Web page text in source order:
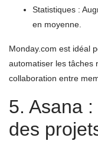
Statistiques :
en moyenne.
Monday.com est idéal
automatiser les tâches
collaboration entre
5. Asana
des